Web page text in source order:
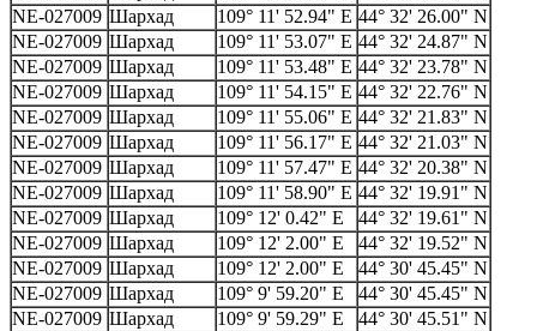
NE-027009 Шархад 109° 11' 52.94" E 44° 32' 26.00" N
NE-027009 Шархад 109° 11' 53.07" E 44° 32' 24.87" N
NE-027009 Шархад 109° 11' 53.48" E 44° 32' 23.78" N
NE-027009 Шархад 109° 11' 54.15" E 44° 32' 22.76" N
NE-027009 Шархад 109° 11' 55.06" E 44° 32' 21.83" N
NE-027009 Шархад 109° 11' 56.17" E 44° 32' 21.03" N
NE-027009 Шархад 109° 11' 57.47" E 44° 32' 20.38" N
NE-027009 Шархад 109° 11' 58.90" E 44° 32' 19.91" N
NE-027009 Шархад 109° 12' 0.42" E
44° 32' 19.61" N
NE-027009 Шархад 109° 12' 2.00" E
44° 32' 19.52" N
NE-027009 Шархад 109° 12' 2.00" E
44° 30' 45.45" N
NE-027009 Шархад 109° 9' 59.20" E
44° 30' 45.45" N
NE-027009 Шархад 109° 9' 59.29" E
44° 30' 45.51" N